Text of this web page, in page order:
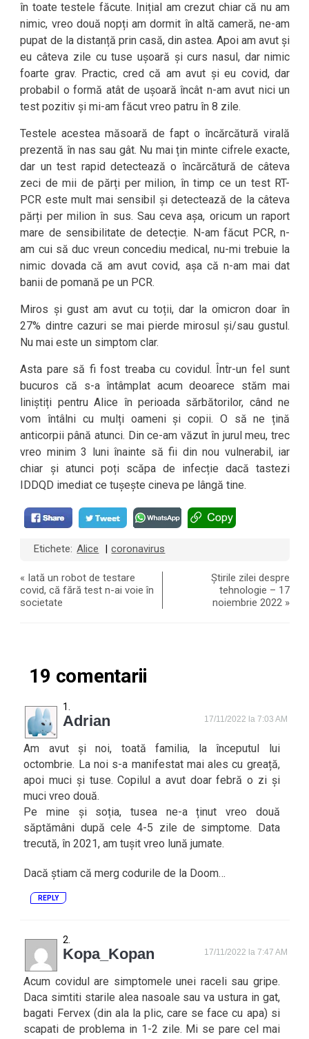
în toate testele făcute. Inițial am crezut chiar că nu am
nimic, vreo două nopți am dormit în altă cameră, ne-am
pupat de la distanță prin casă, din astea. Apoi am avut și
eu câteva zile cu tuse ușoară și curs nasul, dar nimic
foarte grav. Practic, cred că am avut și eu covid, dar
probabil o formă atât de ușoară încât n-am avut nici un
test pozitiv și mi-am făcut vreo patru în 8 zile.
Testele acestea măsoară de fapt o încărcătură virală
prezentă în nas sau gât. Nu mai țin minte cifrele exacte,
dar un test rapid detectează o încărcătură de câteva
zeci de mii de părți per milion, în timp ce un test RT-
PCR este mult mai sensibil și detectează de la câteva
părți per milion în sus. Sau ceva așa, oricum un raport
mare de sensibilitate de detecție. N-am făcut PCR, n-
am cui să duc vreun concediu medical, nu-mi trebuie la
nimic dovada că am avut covid, așa că n-am mai dat
banii de pomană pe un PCR.
Miros și gust am avut cu toții, dar la omicron doar în
27% dintre cazuri se mai pierde mirosul și/sau gustul.
Nu mai este un simptom clar.
Asta pare să fi fost treaba cu covidul. Într-un fel sunt
bucuros că s-a întâmplat acum deoarece stăm mai
liniștiți pentru Alice în perioada sărbătorilor, când ne
vom întâlni cu mulți oameni și copii. O să ne țină
anticorpii până atunci. Din ce-am văzut în jurul meu, trec
vreo minim 3 luni înainte să fii din nou vulnerabil, iar
chiar și atunci poți scăpa de infecție dacă tastezi
IDDQD imediat ce tușește cineva pe lângă tine.
Etichete: Alice coronavirus
« Iată un robot de testare
covid, că fără test n-ai voie în
societate
Știrile zilei despre
tehnologie – 17
noiembrie 2022 »
19 comentarii
Adrian 17/11/2022 la 7:03 AM
Am avut și noi, toată familia, la începutul lui
octombrie. La noi s-a manifestat mai ales cu greață,
apoi muci și tuse. Copilul a avut doar febră o zi și
muci vreo două.
Pe mine și soția, tusea ne-a ținut vreo două
săptămâni după cele 4-5 zile de simptome. Data
trecută, în 2021, am tușit vreo lună jumate.
Dacă știam că merg codurile de la Doom…
REPLY
Kopa_Kopan 17/11/2022 la 7:47 AM
Acum covidul are simptomele unei raceli sau gripe.
Daca simtiti starile alea nasoale sau va ustura in gat,
bagati Fervex (din ala la plic, care se face cu apa) si
scapati de problema in 1-2 zile. Mi se pare cel mai